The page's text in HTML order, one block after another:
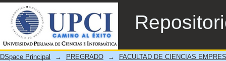
NIVEL DE CONOCIMIENTO DE LA
AUDITORÍA LABORAL EN LA
CERCADO DE LIMA, 2019”
DSpace Principal → PREGRADO →
FACULTAD DE CIENCIAS